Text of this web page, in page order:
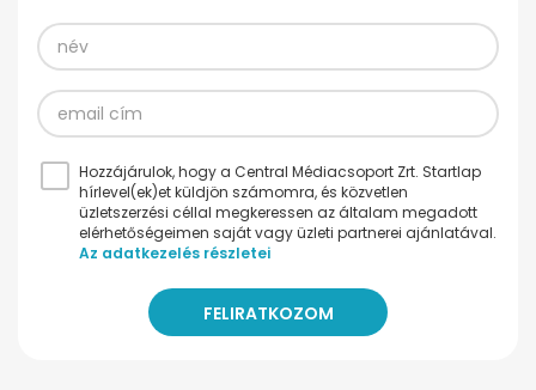
Hozzájárulok, hogy a Central Médiacsoport Zrt. Startlap
hírlevel(ek)et küldjön számomra, és közvetlen
üzletszerzési céllal megkeressen az általam megadott
elérhetőségeimen saját vagy üzleti partnerei ajánlatával.
Az adatkezelés részletei